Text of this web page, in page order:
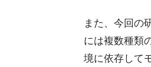
また、今回の
には複数種類
境に依存して